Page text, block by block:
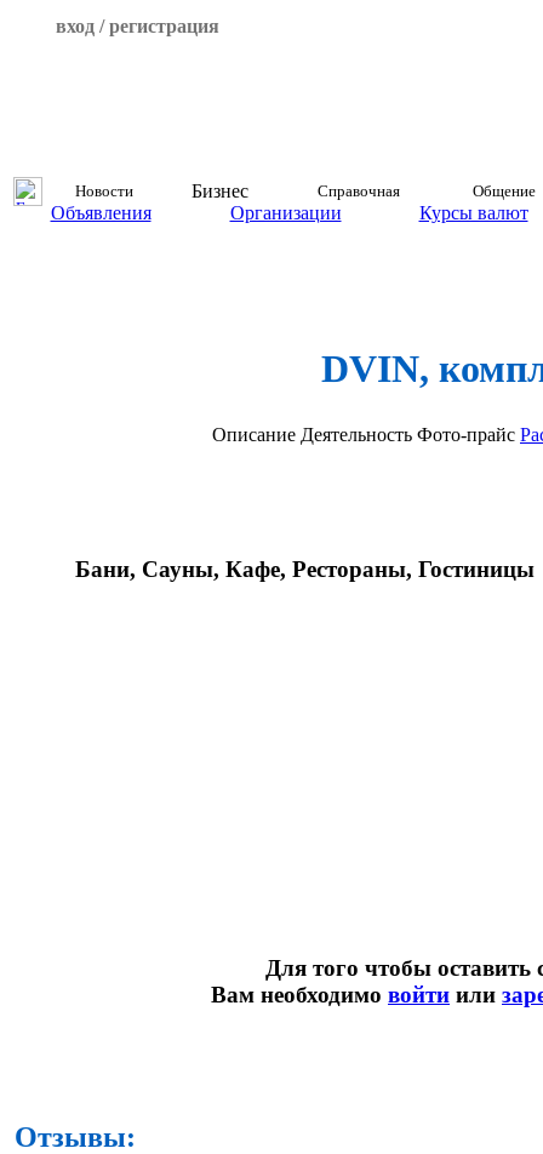
вход / регистрация
Новости Бизнес Справочная Общение
Объявления Организации Курсы валют
DVIN,
Описание Деятельность Фото-прайс
Бани, Сауны, Кафе, Рестораны, Гостиницы
Для того чтобы оставить
Вам необходимо войти или
Отзывы: